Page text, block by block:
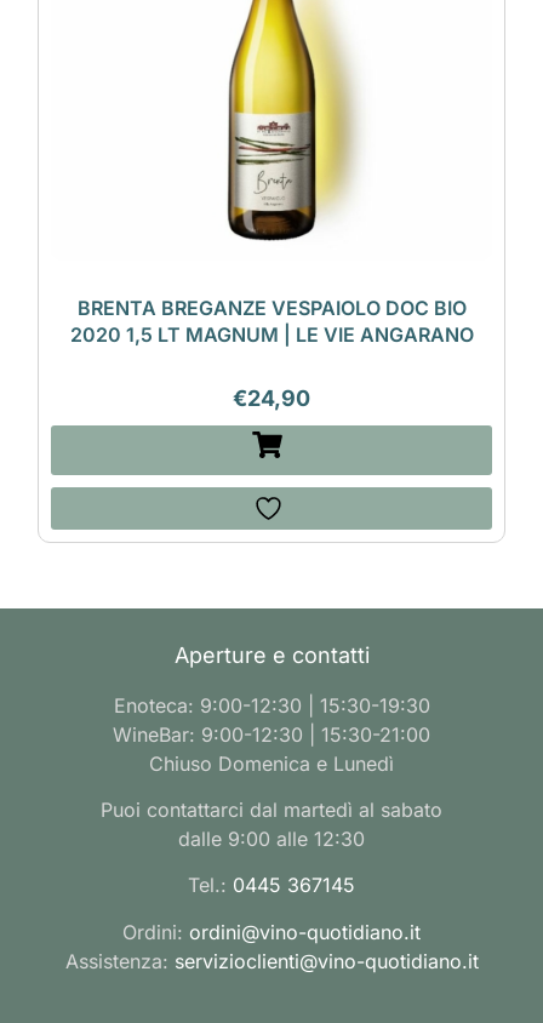
BRENTA BREGANZE VESPAIOLO DOC BIO
2020 1,5 LT MAGNUM | LE VIE ANGARANO
€24,90
Aperture e contatti
Enoteca: 9:00-12:30 | 15:30-19:30
WineBar: 9:00-12:30 | 15:30-21:00
Chiuso Domenica e Lunedì
Puoi contattarci dal martedì al sabato
dalle 9:00 alle 12:30
Tel.: 0445 367145
Ordini: ordini@vino-quotidiano.it
Assistenza: servizioclienti@vino-quotidiano.it